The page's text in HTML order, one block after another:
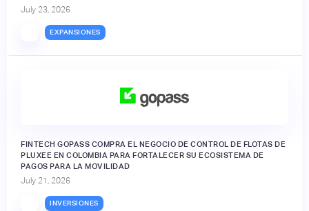
July 23, 2026
EXPANSIONES
FINTECH GOPASS COMPRA EL NEGOCIO DE CONTROL DE FLOTAS DE
PLUXEE EN COLOMBIA PARA FORTALECER SU ECOSISTEMA DE
PAGOS PARA LA MOVILIDAD
July 21, 2026
INVERSIONES